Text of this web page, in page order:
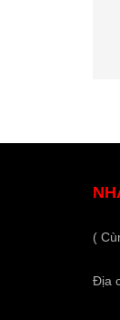
(
Địa